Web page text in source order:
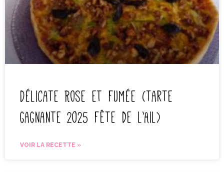
Délicate Rose et fumée (Tarte
gagnante 2025 fête de l’Ail)
VOIR LA RECETTE »